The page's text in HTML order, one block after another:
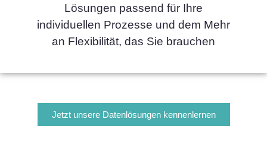
Lösungen passend für Ihre
individuellen Prozesse und dem Mehr
an Flexibilität, das Sie brauchen
Jetzt unsere Datenlösungen kennenlernen